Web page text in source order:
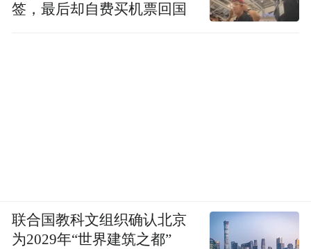
签，最后却自费买机票回国
联合国教科文组织确认北京
为2029年“世界建筑之都”